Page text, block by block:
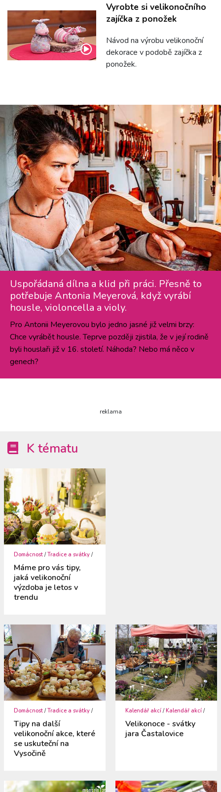
Vyrobte si velikonočního
zajíčka z ponožek
Návod na výrobu velikonoční
dekorace v podobě zajíčka z
ponožek.
Uspořádaná dílna a klid při práci. Přesně to
potřebuje Antonia Meyerová, když vyrábí
housle, violoncella a violy.
Pro Antonii Meyerovou bylo jedno jasné již velmi brzy:
Chce vyrábět housle. Teprve později zjistila, že v její rodině
byli houslaři již v 16. století. Náhoda? Nebo má něco v
genech?
reklama
K tématu
Domácnost /Tradice a svátky /
Máme pro vás tipy,
jaká velikonoční
výzdoba je letos v
trendu
Domácnost /Tradice a svátky /
Tipy na další
velikonoční akce, které
se uskuteční na
Vysočině
Kalendář akcí /Kalendář akcí /
Velikonoce - svátky
jara Častalovice